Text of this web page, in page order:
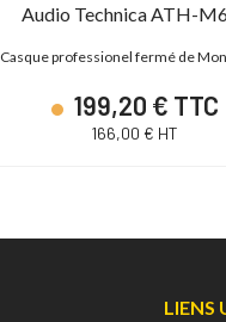
Audio Technica ATH-
Casque professionel fermé de
199,20 € TTC
166,00 € HT
LIENS